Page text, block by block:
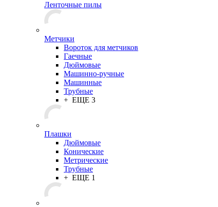
Ленточные пилы
Метчики
Вороток для метчиков
Гаечные
Дюймовые
Машинно-ручные
Машинные
Трубные
+ ЕЩЕ 3
Плашки
Дюймовые
Конические
Метрические
Трубные
+ ЕЩЕ 1